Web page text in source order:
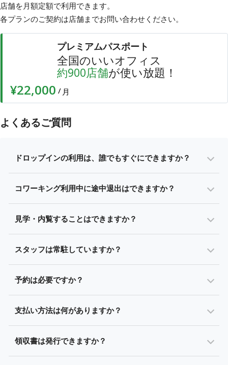
店舗を月額定額で利用できます。
各プランのご契約は店舗までお問い合わせ ください。
プレミアムパスポート
全国のいいオフィス
約900店舗が使い放題！
¥22,000 / 月
よくあるご質問
ドロップインの利用は、誰でもすぐにできますか？
コワーキング利用中に途中退出はできますか？
見学・内覧することはできますか？
スタッフは常駐していますか？
予約は必要ですか？
支払い方法は何がありますか？
領収書は発行できますか？